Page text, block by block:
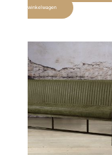
winkelwagen